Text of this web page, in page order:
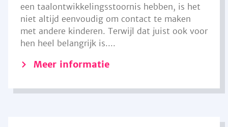
een taalontwikkelingsstoornis hebben, is het
niet altijd eenvoudig om contact te maken
met andere kinderen. Terwijl dat juist ook voor
hen heel belangrijk is....
Meer informatie